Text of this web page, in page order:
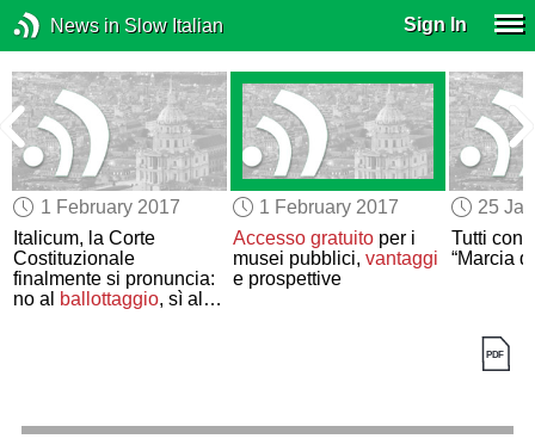
News in Slow Italian Sign In
1 February 2017
Italicum, la Corte
Costituzionale
finalmente si pronuncia:
no al ballottaggio, sì al
1 February 2017
Accesso gratuitoper i
musei pubblici, vantaggi
e prospettive
25
Tutti
“Marcia